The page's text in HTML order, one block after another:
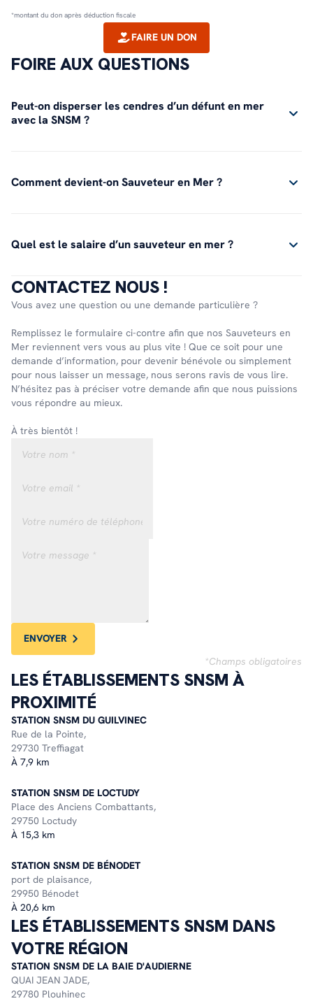
*montant du don après déduction fiscale
FAIRE UN DON
FOIRE AUX QUESTIONS
Peut-on disperser les cendres d’un défunt en mer
avec la SNSM ?
Comment devient-on Sauveteur en Mer ?
Quel est le salaire d’un sauveteur en mer ?
CONTACTEZ NOUS !
Vous avez une question ou une demande particulière ?
Remplissez le formulaire ci-contre afin que nos Sauveteurs en
Mer reviennent vers vous au plus vite ! Que ce soit pour une
demande d’information, pour devenir bénévole ou simplement
pour nous laisser un message, nous serons ravis de vous lire.
N’hésitez pas à préciser votre demande afin que nous puissions
vous répondre au mieux.
À très bientôt !
ENVOYER
*Champs obligatoires
LES ÉTABLISSEMENTS SNSM À
PROXIMITÉ
STATION SNSM DU GUILVINEC
Rue de la Pointe,
29730 Treffiagat
À 7,9 km
STATION SNSM DE LOCTUDY
Place des Anciens Combattants,
29750 Loctudy
À 15,3 km
STATION SNSM DE BÉNODET
port de plaisance,
29950 Bénodet
À 20,6 km
LES ÉTABLISSEMENTS SNSM DANS
VOTRE RÉGION
STATION SNSM DE LA BAIE D'AUDIERNE
QUAI JEAN JADE,
29780 Plouhinec